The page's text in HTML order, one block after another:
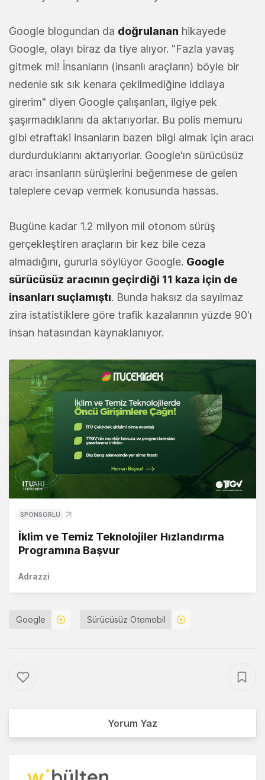
Google blogundan da doğrulanan hikayede
Google, olayı biraz da tiye alıyor. "Fazla yavaş
gitmek mi! İnsanların (insanlı araçların) böyle bir
nedenle sık sık kenara çekilmediğine iddiaya
girerim" diyen Google çalışanları, ilgiye pek
şaşırmadıklarını da aktarıyorlar. Bu polis memuru
gibi etraftaki insanların bazen bilgi almak için aracı
durdurduklarını aktarıyorlar. Google'ın sürücüsüz
aracı insanların sürüşlerini beğenmese de gelen
taleplere cevap vermek konusunda hassas.
Bugüne kadar 1.2 milyon mil otonom sürüş
gerçekleştiren araçların bir kez bile ceza
almadığını, gururla söylüyor Google. Google
sürücüsüz aracının geçirdiği 11 kaza için de
insanları suçlamıştı. Bunda haksız da sayılmaz
zira istatistiklere göre trafik kazalarının yüzde 90'ı
insan hatasından kaynaklanıyor.
SPONSORLU
İklim ve Temiz Teknolojiler Hızlandırma
Programına Başvur
Adrazzi
Google Sürücüsüz Otomobil
Yorum Yaz